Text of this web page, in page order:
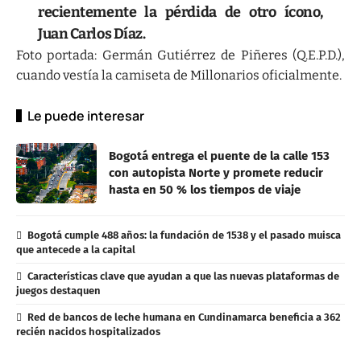
recientemente la pérdida de otro ícono,
Juan Carlos Díaz.
Foto portada: Germán Gutiérrez de Piñeres (Q.E.P.D.),
cuando vestía la camiseta de Millonarios oficialmente.
Le puede interesar
Bogotá entrega el puente de la calle 153
con autopista Norte y promete reducir
hasta en 50 % los tiempos de viaje
Bogotá cumple 488 años: la fundación de 1538 y el pasado muisca
que antecede a la capital
Características clave que ayudan a que las nuevas plataformas de
juegos destaquen
Red de bancos de leche humana en Cundinamarca beneficia a 362
recién nacidos hospitalizados